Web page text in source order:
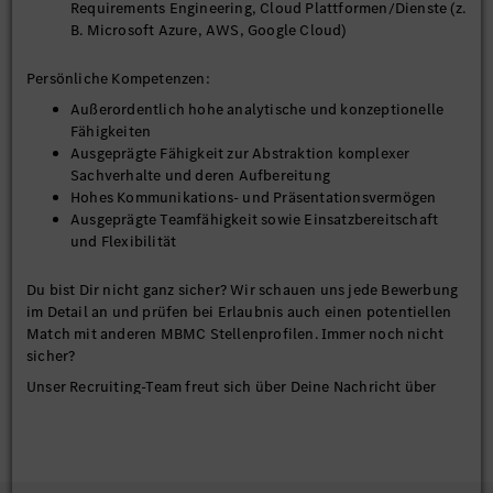
Requirements Engineering, Cloud Plattformen/Dienste (z.
B. Microsoft Azure, AWS, Google Cloud)
Persönliche Kompetenzen:
Außerordentlich hohe analytische und konzeptionelle
Fähigkeiten
Ausgeprägte Fähigkeit zur Abstraktion komplexer
Sachverhalte und deren Aufbereitung
Hohes Kommunikations- und Präsentationsvermögen
Ausgeprägte Teamfähigkeit sowie Einsatzbereitschaft
und Flexibilität
Du bist Dir nicht ganz sicher? Wir schauen uns jede Bewerbung
im Detail an und prüfen bei Erlaubnis auch einen potentiellen
Match mit anderen MBMC Stellenprofilen. Immer noch nicht
sicher?
Unser Recruiting-Team freut sich über Deine Nachricht über